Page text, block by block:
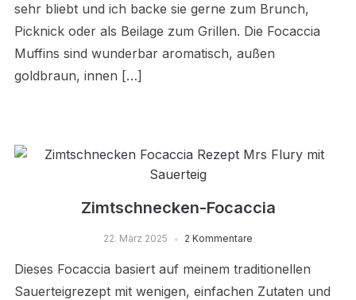
sehr bliebt und ich backe sie gerne zum Brunch,
Picknick oder als Beilage zum Grillen. Die Focaccia
Muffins sind wunderbar aromatisch, außen
goldbraun, innen […]
Zimtschnecken-Focaccia
22. März 2025 2 Kommentare
Dieses Focaccia basiert auf meinem traditionellen
Sauerteigrezept mit wenigen, einfachen Zutaten und